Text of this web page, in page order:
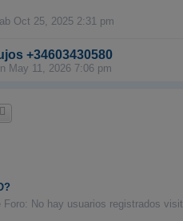
Oct 25, 2025 2:31 pm
+34603430580
May 11, 2026 7:06 pm
Foro: No hay usuarios registrados